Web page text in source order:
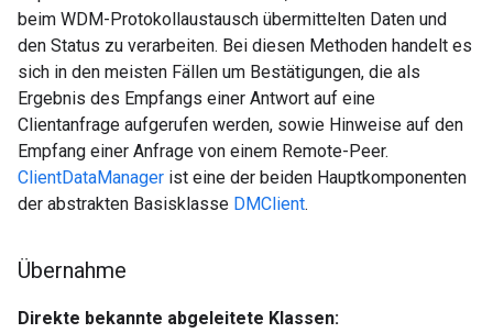
beim WDM-Protokollaustausch übermittelten Daten und
den Status zu verarbeiten. Bei diesen Methoden handelt es
sich in den meisten Fällen um Bestätigungen, die als
Ergebnis des Empfangs einer Antwort auf eine
Clientanfrage aufgerufen werden, sowie Hinweise auf den
Empfang einer Anfrage von einem Remote-Peer.
ClientDataManager ist eine der beiden Hauptkomponenten
der abstrakten Basisklasse DMClient.
Übernahme
Direkte bekannte abgeleitete Klassen: